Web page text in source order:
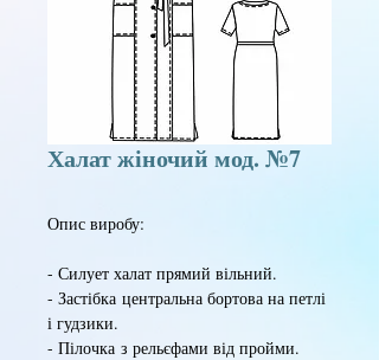
Халат жіночий мод. №7
Опис виробу:
- Силует халат прямий вільний.
- Застібка центральна бортова на петлі
і гудзики.
- Пілочка з рельєфами від пройми.